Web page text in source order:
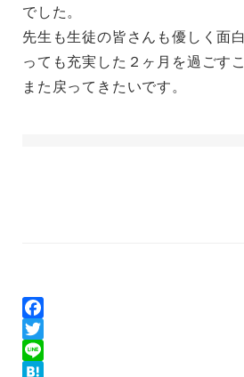
でした。
先生も生徒の皆さんも優しく面
っても充実した２ヶ月を過ごす
また戻ってきたいです。
Facebook
Twitter
Line